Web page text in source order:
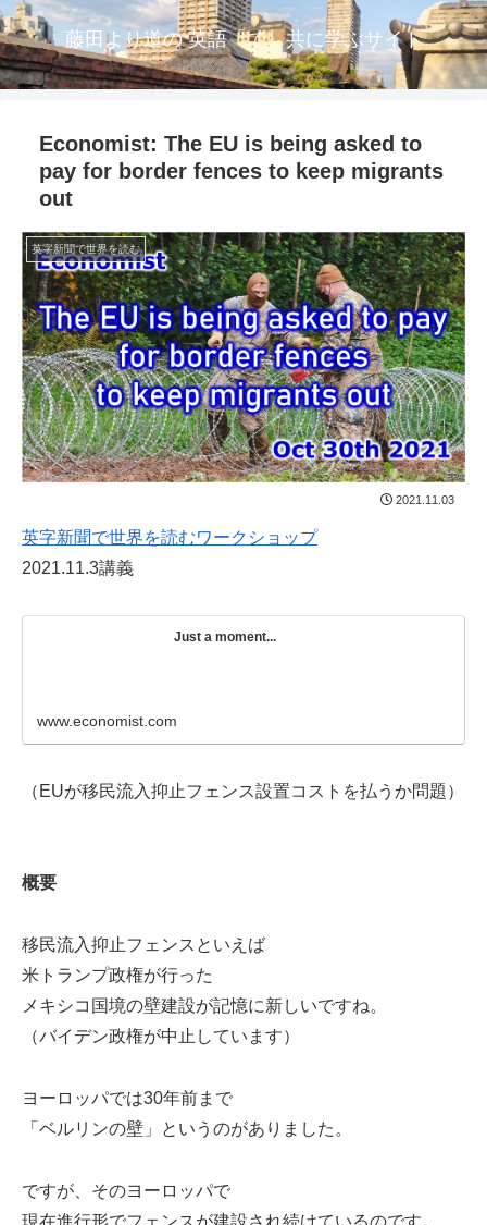
藤田より道の 英語「で」共に学ぶサイト
Economist: The EU is being asked to
pay for border fences to keep migrants
out
英字新聞で世界を読む
2021.11.03
英字新聞で世界を読むワークショップ
2021.11.3講義
Just a moment...
www.economist.com
（EUが移民流入抑止フェンス設置コストを払うか問題）
概要
移民流入抑止フェンスといえば
米トランプ政権が行った
メキシコ国境の壁建設が記憶に新しいですね。
（バイデン政権が中止しています）
ヨーロッパでは30年前まで
「ベルリンの壁」というのがありました。
ですが、そのヨーロッパで
現在進行形でフェンスが建設され続けているのです。